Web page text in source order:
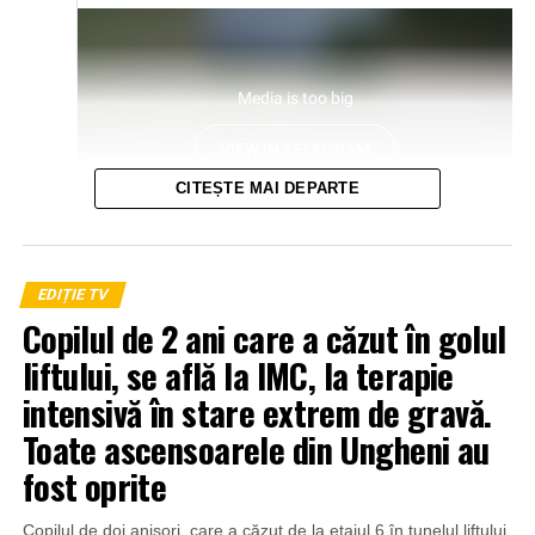
CITEȘTE MAI DEPARTE
EDIȚIE TV
Copilul de 2 ani care a căzut în golul
liftului, se află la IMC, la terapie
intensivă în stare extrem de gravă.
Toate ascensoarele din Ungheni au
fost oprite
Copilul de doi anișori, care a căzut de la etajul 6 în tunelul liftului